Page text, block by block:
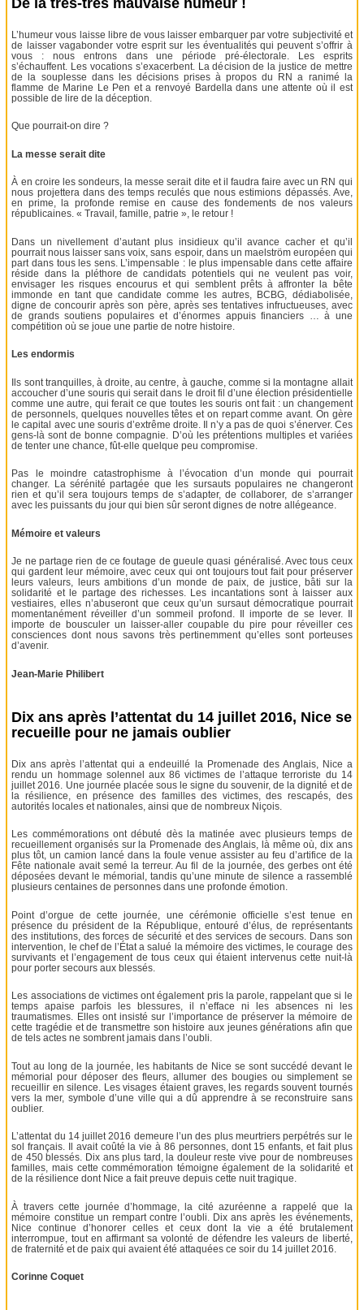
L’humeur vous laisse libre de vous laisser embarquer par votre subjectivité et
de laisser vagabonder votre esprit sur les éventualités qui peuvent s’offrir à
vous : nous entrons dans une période pré-électorale. Les esprits
s’échauffent. Les vocations s’exacerbent. La décision de la justice de mettre
de la souplesse dans les décisions prises à propos du RN a ranimé la
flamme de Marine Le Pen et a renvoyé Bardella dans une attente où il est
possible de lire de la déception.
Que pourrait-on dire ?
La messe serait dite
À en croire les sondeurs, la messe serait dite et il faudra faire avec un RN qui
nous projettera dans des temps reculés que nous estimions dépassés. Ave,
en prime, la profonde remise en cause des fondements de nos valeurs
républicaines. « Travail, famille, patrie », le retour !
Dans un nivellement d’autant plus insidieux qu’il avance cacher et qu’il
pourrait nous laisser sans voix, sans espoir, dans un maelström européen qui
part dans tous les sens. L’impensable : le plus impensable dans cette affaire
réside dans la pléthore de candidats potentiels qui ne veulent pas voir,
envisager les risques encourus et qui semblent prêts à affronter la bête
immonde en tant que candidate comme les autres, BCBG, dédiabolisée,
digne de concourir après son père, après ses tentatives infructueuses, avec
de grands soutiens populaires et d’énormes appuis financiers … à une
compétition où se joue une partie de notre histoire.
Les endormis
Ils sont tranquilles, à droite, au centre, à gauche, comme si la montagne allait
accoucher d’une souris qui serait dans le droit fil d’une élection présidentielle
comme une autre, qui ferait ce que toutes les souris ont fait : un changement
de personnels, quelques nouvelles têtes et on repart comme avant. On gère
le capital avec une souris d’extrême droite. Il n’y a pas de quoi s’énerver. Ces
gens-là sont de bonne compagnie. D’où les prétentions multiples et variées
de tenter une chance, fût-elle quelque peu compromise.
Pas le moindre catastrophisme à l’évocation d’un monde qui pourrait
changer. La sérénité partagée que les sursauts populaires ne changeront
rien et qu’il sera toujours temps de s’adapter, de collaborer, de s’arranger
avec les puissants du jour qui bien sûr seront dignes de notre allégeance.
Mémoire et valeurs
Je ne partage rien de ce foutage de gueule quasi généralisé. Avec tous ceux
qui gardent leur mémoire, avec ceux qui ont toujours tout fait pour préserver
leurs valeurs, leurs ambitions d’un monde de paix, de justice, bâti sur la
solidarité et le partage des richesses. Les incantations sont à laisser aux
vestiaires, elles n’abuseront que ceux qu’un sursaut démocratique pourrait
momentanément réveiller d’un sommeil profond. Il importe de se lever. Il
importe de bousculer un laisser-aller coupable du pire pour réveiller ces
consciences dont nous savons très pertinemment qu’elles sont porteuses
d’avenir.
Jean-Marie Philibert
Dix ans après l’attentat du 14 juillet 2016, Nice se
recueille pour ne jamais oublier
Dix ans après l’attentat qui a endeuillé la Promenade des Anglais, Nice a
rendu un hommage solennel aux 86 victimes de l’attaque terroriste du 14
juillet 2016. Une journée placée sous le signe du souvenir, de la dignité et de
la résilience, en présence des familles des victimes, des rescapés, des
autorités locales et nationales, ainsi que de nombreux Niçois.
Les commémorations ont débuté dès la matinée avec plusieurs temps de
recueillement organisés sur la Promenade des Anglais, là même où, dix ans
plus tôt, un camion lancé dans la foule venue assister au feu d’artifice de la
Fête nationale avait semé la terreur. Au fil de la journée, des gerbes ont été
déposées devant le mémorial, tandis qu’une minute de silence a rassemblé
plusieurs centaines de personnes dans une profonde émotion.
Point d’orgue de cette journée, une cérémonie officielle s’est tenue en
présence du président de la République, entouré d’élus, de représentants
des institutions, des forces de sécurité et des services de secours. Dans son
intervention, le chef de l’État a salué la mémoire des victimes, le courage des
survivants et l’engagement de tous ceux qui étaient intervenus cette nuit-là
pour porter secours aux blessés.
Les associations de victimes ont également pris la parole, rappelant que si le
temps apaise parfois les blessures, il n’efface ni les absences ni les
traumatismes. Elles ont insisté sur l’importance de préserver la mémoire de
cette tragédie et de transmettre son histoire aux jeunes générations afin que
de tels actes ne sombrent jamais dans l’oubli.
Tout au long de la journée, les habitants de Nice se sont succédé devant le
mémorial pour déposer des fleurs, allumer des bougies ou simplement se
recueillir en silence. Les visages étaient graves, les regards souvent tournés
vers la mer, symbole d’une ville qui a dû apprendre à se reconstruire sans
oublier.
L’attentat du 14 juillet 2016 demeure l’un des plus meurtriers perpétrés sur le
sol français. Il avait coûté la vie à 86 personnes, dont 15 enfants, et fait plus
de 450 blessés. Dix ans plus tard, la douleur reste vive pour de nombreuses
familles, mais cette commémoration témoigne également de la solidarité et
de la résilience dont Nice a fait preuve depuis cette nuit tragique.
À travers cette journée d’hommage, la cité azuréenne a rappelé que la
mémoire constitue un rempart contre l’oubli. Dix ans après les événements,
Nice continue d’honorer celles et ceux dont la vie a été brutalement
interrompue, tout en affirmant sa volonté de défendre les valeurs de liberté,
de fraternité et de paix qui avaient été attaquées ce soir du 14 juillet 2016.
Corinne Coquet